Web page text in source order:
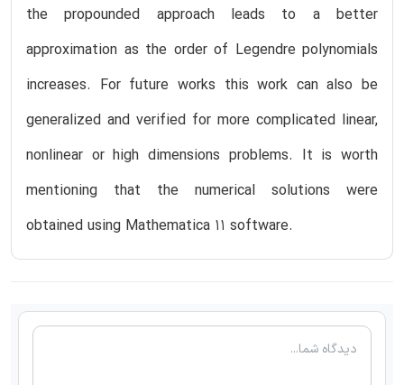
the propounded approach leads to a better
approximation as the order of Legendre polynomials
increases. For future works this work can also be
generalized and verified for more complicated linear,
nonlinear or high dimensions problems. It is worth
mentioning that the numerical solutions were
obtained using Mathematica 11 software.